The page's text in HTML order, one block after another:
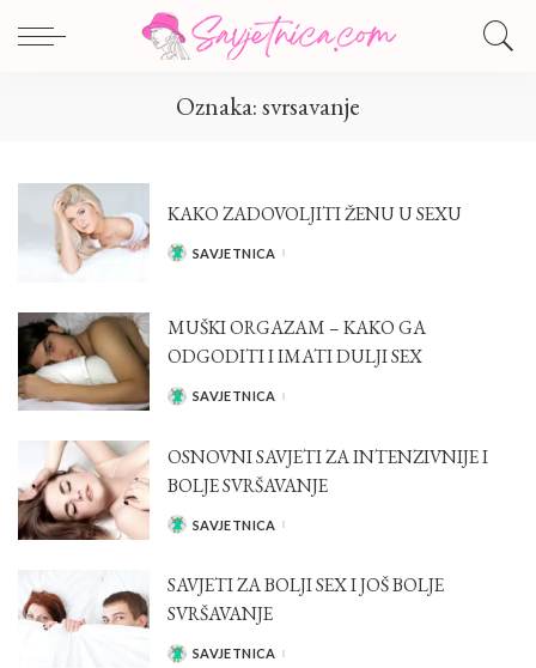
Oznaka:svrsavanje
KAKO ZADOVOLJITI ŽENU U SEXU
POSTED
SAVJETNICA
MUŠKI ORGAZAM – KAKO GA
ODGODITI I IMATI DULJI SEX
POSTED
SAVJETNICA
OSNOVNI SAVJETI ZA INTENZIVNIJE I
BOLJE SVRŠAVANJE
POSTED
SAVJETNICA
SAVJETI ZA BOLJI SEX I JOŠ BOLJE
SVRŠAVANJE
POSTED
SAVJETNICA